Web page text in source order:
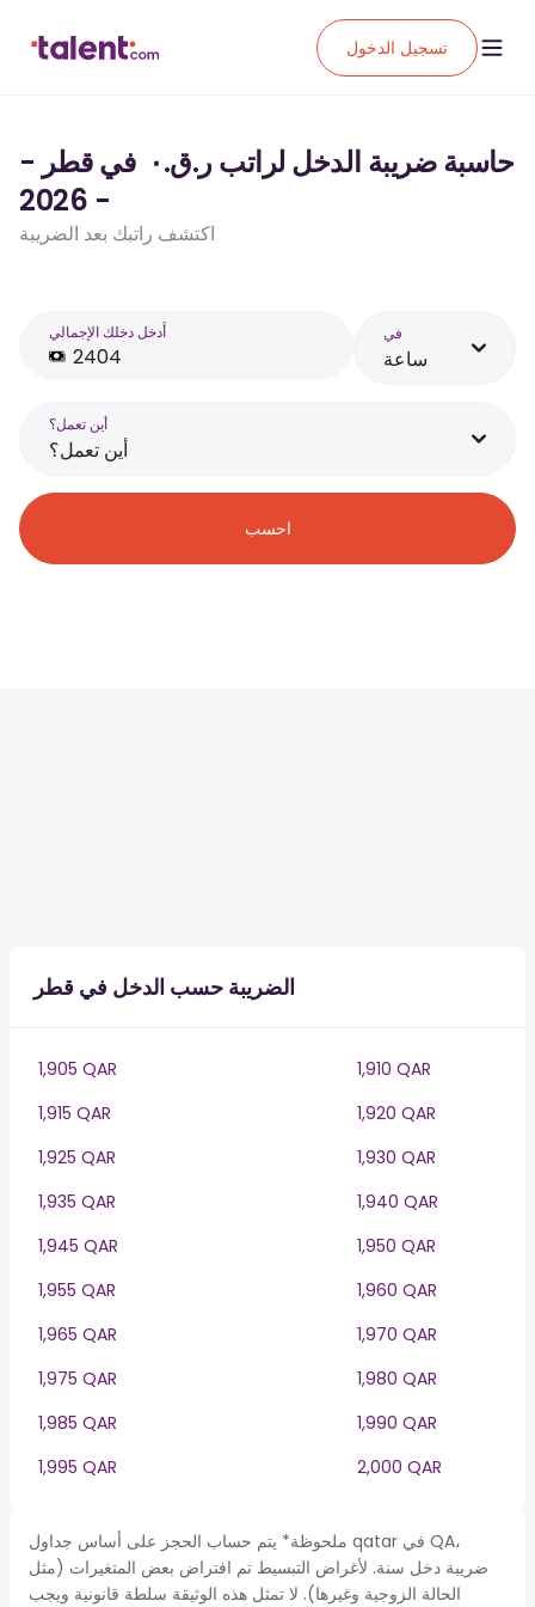
تسجيل الدخول
حاسبة ضريبة الدخل لراتب ر.ق.‏٠ ‏ في قطر -
- 2026
اكتشف راتبك بعد الضريبة
أَدخل دخلك الإجمالي في
ساعة
أين تعمل؟
أين تعمل؟
احسب
الضريبة حسب الدخل في قطر
1,905 QAR
1,910 QAR
1,915 QAR
1,920 QAR
1,925 QAR
1,930 QAR
1,935 QAR
1,940 QAR
1,945 QAR
1,950 QAR
1,955 QAR
1,960 QAR
1,965 QAR
1,970 QAR
1,975 QAR
1,980 QAR
1,985 QAR
1,990 QAR
1,995 QAR
2,000 QAR
ملحوظة* يتم حساب الحجز على أساس جداول qatar في QA،
ضريبة دخل سنة. لأغراض التبسيط تم افتراض بعض المتغيرات (مثل
الحالة الزوجية وغيرها). لا تمثل هذه الوثيقة سلطة قانونية ويجب